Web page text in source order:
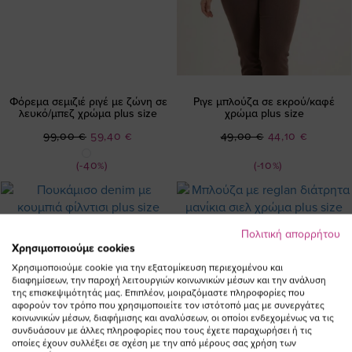
Φόρεμα σεμιζιέ ριγέ με ζώνη σε
λευκό/μπεζ χρώμα plus size
(-40%)
Ειδική
59,40 €
99,00 €
Ριγε μπλούζα σε εκρού/καφέ
χρώμα plus size
(-10%)
Ειδική
44,10 €
49,00 €
Πολιτική απορρήτου
Χρησιμοποιούμε cookies
Χρησιμοποιούμε cookie για την εξατομίκευση περιεχομένου και
διαφημίσεων, την παροχή λειτουργιών κοινωνικών μέσων και την ανάλυση
της επισκεψιμότητάς μας. Επιπλέον, μοιραζόμαστε πληροφορίες που
αφορούν τον τρόπο που χρησιμοποιείτε τον ιστότοπό μας με συνεργάτες
κοινωνικών μέσων, διαφήμισης και αναλύσεων, οι οποίοι ενδεχομένως να τις
συνδυάσουν με άλλες πληροφορίες που τους έχετε παραχωρήσει ή τις
οποίες έχουν συλλέξει σε σχέση με την από μέρους σας χρήση των